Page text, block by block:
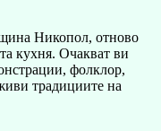
Никопол, отново
кухня. Очакват ви
фолклор,
традициите на